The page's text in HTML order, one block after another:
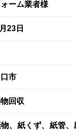
ーム業者様
23日
市
回収
、紙くず、紙管